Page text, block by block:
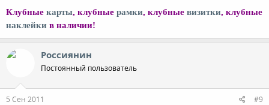
Клубные карты, клубные рамки, клубные визитки, клубные
наклейки в наличии!
Россиянин
Постоянный пользователь
5 Сен 2011 #9